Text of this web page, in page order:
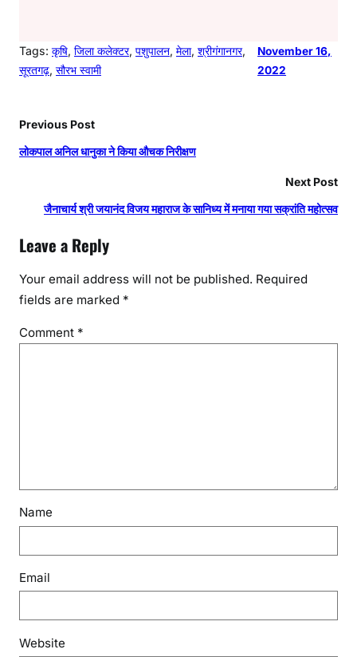
Tags: कृषि, जिला कलेक्टर, पशुपालन, मेला, श्रीगंगानगर
सूरतगढ़, सौरभ स्वामी
November 16,
2022
Previous Post
लोकपाल अनिल धानुका ने किया औचक निरीक्षण
Next Post
जैनाचार्य श्री जयानंद विजय महाराज के सानिध्य में मनाया गया सक्रांति महोत्सव
Leave a Reply
Your email address will not be published. Required
fields are marked *
Comment *
Name
Email
Website